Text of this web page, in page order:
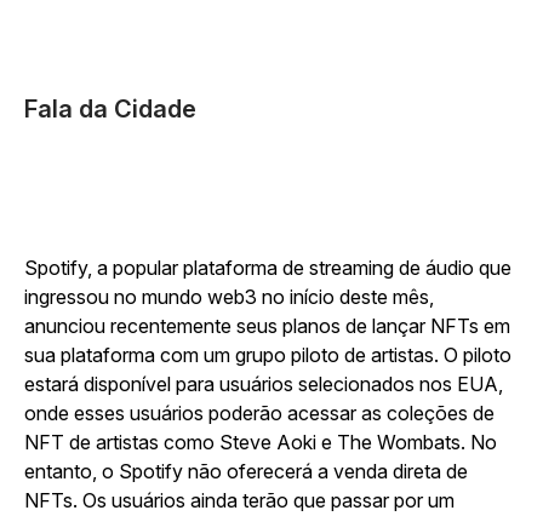
Fala da Cidade
Spotify, a popular plataforma de streaming de áudio que
ingressou no mundo web3 no início deste mês,
anunciou recentemente seus planos de lançar NFTs em
sua plataforma com um grupo piloto de artistas. O piloto
estará disponível para usuários selecionados nos EUA,
onde esses usuários poderão acessar as coleções de
NFT de artistas como Steve Aoki e The Wombats. No
entanto, o Spotify não oferecerá a venda direta de
NFTs. Os usuários ainda terão que passar por um